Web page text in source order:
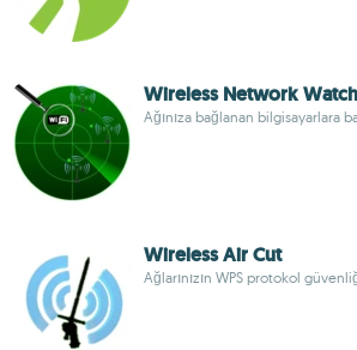
Wireless Network
Ağınıza bağlanan bilgisayarlara
Wireless Air Cut
Ağlarınızın WPS protokol